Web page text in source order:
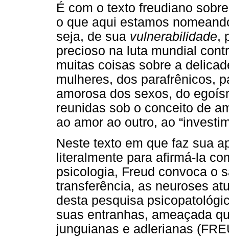
É com o texto freudiano
o que aqui estamos
seja, de sua vulnerabilidade,
precioso na luta mundial
muitas coisas sobre a
mulheres, dos parafrênicos,
amorosa dos sexos, do
reunidas sob o conceito de
ao amor ao outro, ao
Neste texto em que faz sua
literalmente para afirmá-la
psicologia, Freud convoca o
transferência, as neuroses
desta pesquisa
suas entranhas, ameaçada
junguianas e adlerianas